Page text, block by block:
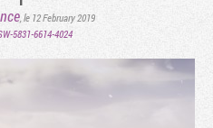
,le 12 February 2019
5831-6614-4024